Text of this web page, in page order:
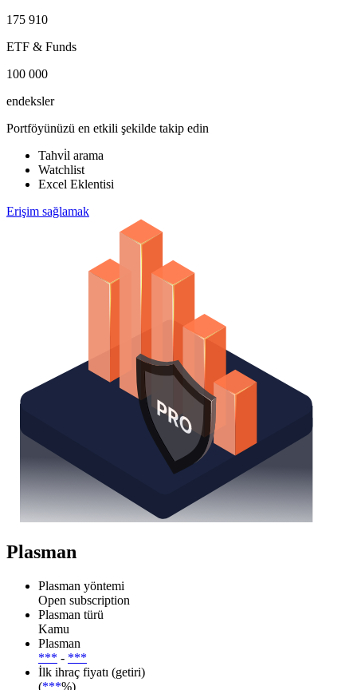
175 910
ETF & Funds
100 000
endeksler
Portföyünüzü en etkili şekilde takip edin
Tahvi̇l arama
Watchlist
Excel Eklentisi
Erişim sağlamak
Plasman
Plasman yöntemi
Open subscription
Plasman türü
Kamu
Plasman
*** - ***
İlk ihraç fiyatı (getiri)
(***%)